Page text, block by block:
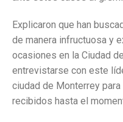
Explicaron que han
de manera infructuosa y
ocasiones en la Ciudad
entrevistarse con este
ciudad de Monterrey
recibidos hasta el